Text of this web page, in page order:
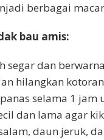
berbagai
bau amis:
segar dan
hilangkan
selama 1
dan lama agar
daun jeruk,